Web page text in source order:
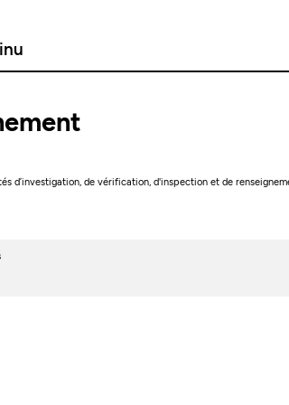
d’investigation, de vérification, d'inspection et de